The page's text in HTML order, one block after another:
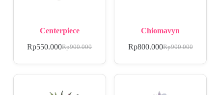
Centerpiece
Rp900.000
Rp550.000
Chiomavyn
Rp900.000
Rp800.000